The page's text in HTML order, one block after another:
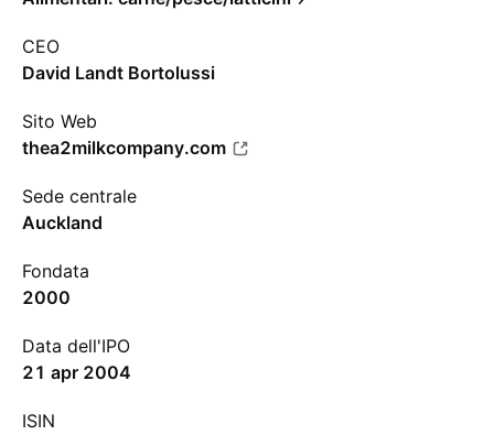
CEO
David Landt Bortolussi
Sito Web
thea2milkcompany.com
Sede centrale
Auckland
Fondata
2000
Data dell'IPO
21 apr 2004
ISIN